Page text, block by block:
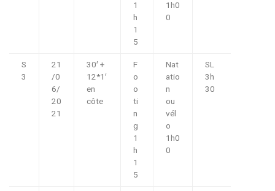
1
h
1
5
1h0
0
S
3
21
/0
6/
20
21
30′ +
12*1′
en
côte
F
o
o
ti
n
g
1
h
1
5
Nat
atio
n
ou
vél
o
1h0
0
SL
3h
30